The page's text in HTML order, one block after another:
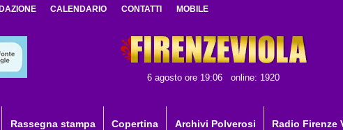
CALENDARIO CONTATTI MOBILE
6 agosto ore 19:06 online: 1920
Rassegna stampa Copertina Archivi Polverosi Radio Firenze